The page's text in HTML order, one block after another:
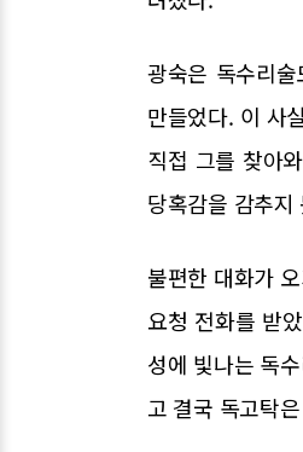
광숙은 독수리
만들었다. 이 사
직접 그를 찾아
당혹감을 감추
불편한 대화가
요청 전화를 받
성에 빛나는 독
고 결국 독고탁